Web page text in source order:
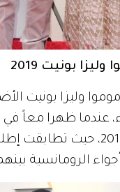
بونيت 2019
وليزا بونيت
عندما ظهرا معاً في
الأوسكار لعام 2019، حيث
الرومانسية